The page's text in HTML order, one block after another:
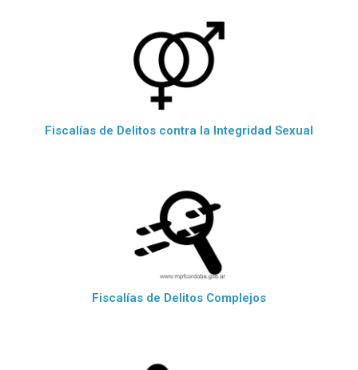
Fiscalías de Delitos contra la Integridad Sexual
Fiscalías de Delitos Complejos